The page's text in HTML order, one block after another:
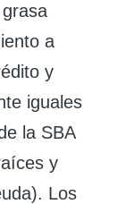
a
y
iguales
la SBA
y
Los